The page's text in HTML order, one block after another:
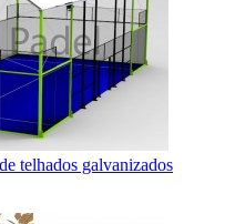
telhados galvanizados